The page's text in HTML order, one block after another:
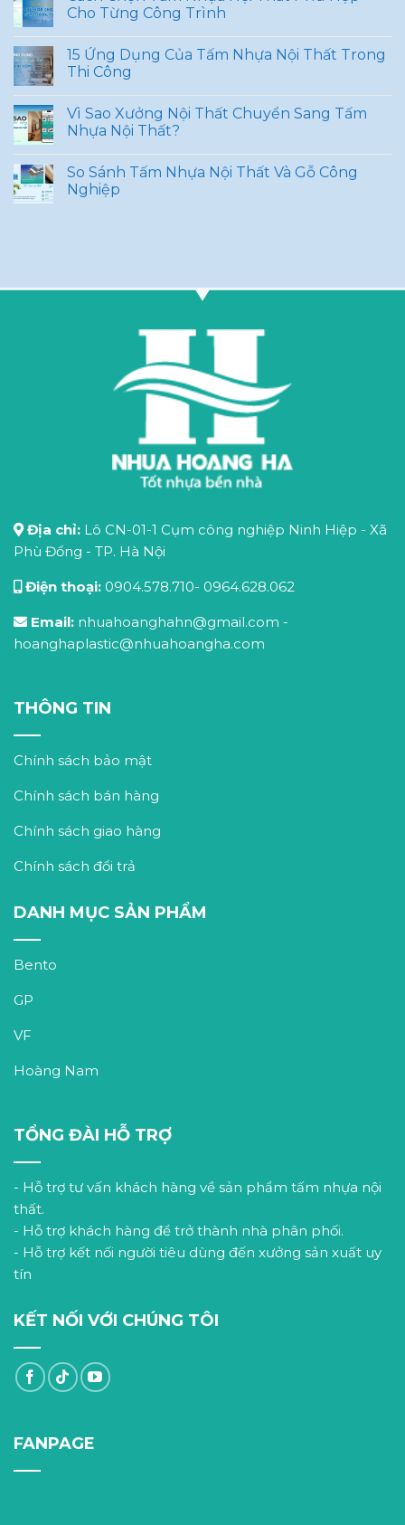
Cho Từng Công Trình
15 Ứng Dụng Của Tấm Nhựa Nội Thất Trong
Thi Công
Vì Sao Xưởng Nội Thất Chuyển Sang Tấm
Nhựa Nội Thất?
So Sánh Tấm Nhựa Nội Thất Và Gỗ Công
Nghiệp
Địa chỉ: Lô CN-01-1 Cụm công nghiệp Ninh Hiệp - Xã
Phù Đổng - TP. Hà Nội
Điện thoại: 0904.578.710- 0964.628.062
Email: nhuahoanghahn@gmail.com -
hoanghaplastic@nhuahoangha.com
THÔNG TIN
Chính sách bảo mật
Chính sách bán hàng
Chính sách giao hàng
Chính sách đổi trả
DANH MỤC SẢN PHẨM
Bento
GP
VF
Hoàng Nam
TỔNG ĐÀI HỖ TRỢ
- Hỗ trợ tư vấn khách hàng về sản phẩm tấm nhựa nội
thất.
- Hỗ trợ khách hàng để trở thành nhà phân phối.
- Hỗ trợ kết nối người tiêu dùng đến xưởng sản xuất uy
tín
KẾT NỐI VỚI CHÚNG TÔI
FANPAGE